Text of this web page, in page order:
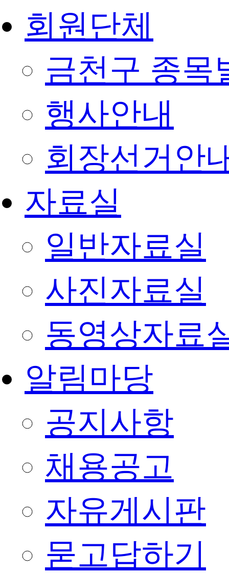
회원단체
금천구 종목
행사안내
회장선거안
자료실
일반자료실
사진자료실
동영상자료
알림마당
공지사항
채용공고
자유게시판
묻고답하기